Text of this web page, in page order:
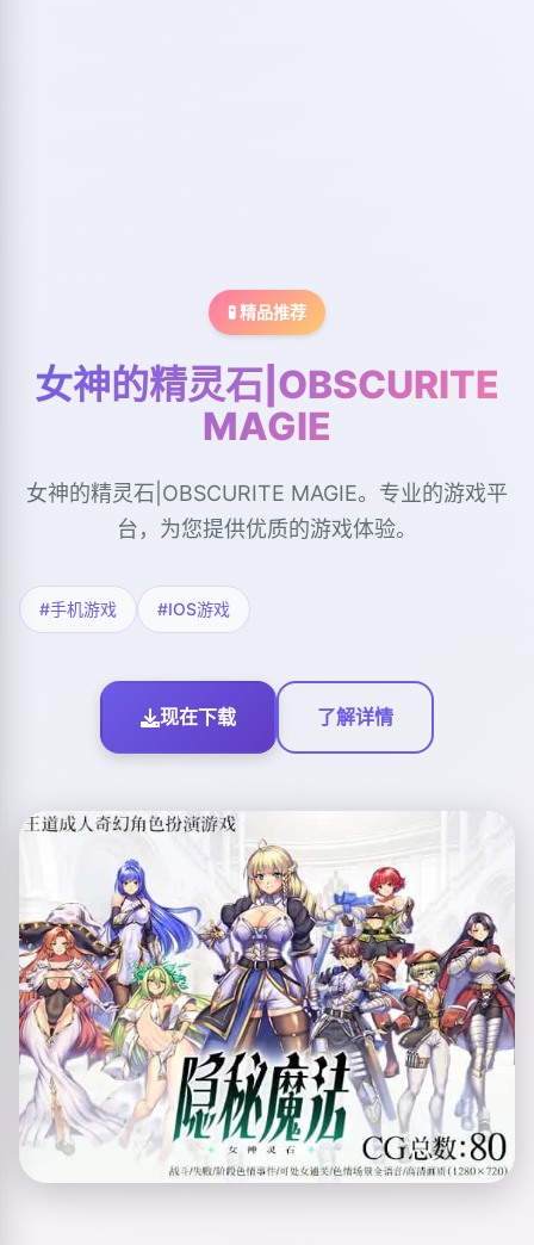
🧪 精品推荐
女神的精灵石|OBSCURITE
MAGIE
女神的精灵石|OBSCURITE MAGIE。专业的游戏平
台，为您提供优质的游戏体验。
#手机游戏 #IOS游戏
现在下载 了解详情